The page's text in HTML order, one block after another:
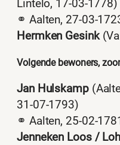
Lintelo, 17-03-1778)
⚭ Aalten, 27-03-
Hermken Gesink
Volgende bewoners,
Jan Hulskamp
31-07-1793)
⚭ Aalten, 25-02-1781
Jenneken Loos /